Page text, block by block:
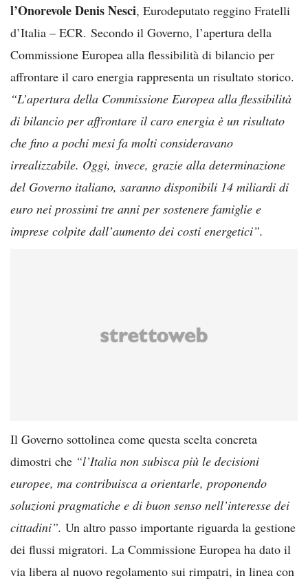
l’Onorevole Denis Nesci, Eurodeputato reggino Fratelli
d’Italia – ECR. Secondo il Governo, l’apertura della
Commissione Europea alla flessibilità di bilancio per
affrontare il caro energia rappresenta un risultato storico.
“L’apertura della Commissione Europea alla flessibilità
di bilancio per affrontare il caro energia è un risultato
che fino a pochi mesi fa molti consideravano
irrealizzabile. Oggi, invece, grazie alla determinazione
del Governo italiano, saranno disponibili 14 miliardi di
euro nei prossimi tre anni per sostenere famiglie e
imprese colpite dall’aumento dei costi energetici”.
Il Governo sottolinea come questa scelta concreta
dimostri che “l’Italia non subisca più le decisioni
europee, ma contribuisca a orientarle, proponendo
soluzioni pragmatiche e di buon senso nell’interesse dei
cittadini”. Un altro passo importante riguarda la gestione
dei flussi migratori. La Commissione Europea ha dato il
via libera al nuovo regolamento sui rimpatri, in linea con